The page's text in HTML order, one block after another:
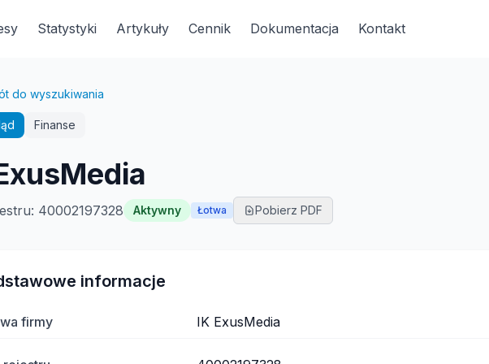
Statystyki Artykuły Cennik Dokumentacja Kontakt
do wyszukiwania
Finanse
: 40002197328 Aktywny Łotwa Pobierz PDF
informacje
firmy IK ExusMedia